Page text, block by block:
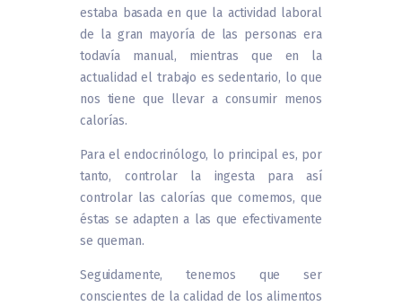
estaba basada en que la actividad laboral
de la gran mayoría de las personas era
todavía manual, mientras que en la
actualidad el trabajo es sedentario, lo que
nos tiene que llevar a consumir menos
calorías.
Para el endocrinólogo, lo principal es, por
tanto, controlar la ingesta para así
controlar las calorías que comemos, que
éstas se adapten a las que efectivamente
se queman.
Seguidamente, tenemos que ser
conscientes de la calidad de los alimentos